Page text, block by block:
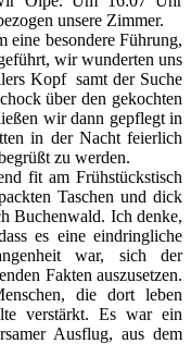
unsere Zimmer.
eine besondere Führung,
wir wunderten uns
Kopf samt der Suche
über den gekochten
wir dann gepflegt in
in der Nacht feierlich
zu werden.
fit am Frühstückstisch
Taschen und dick
Buchenwald. Ich denke,
es eine eindringliche
war, sich der
Fakten auszusetzen.
die dort leben
verstärkt. Es war ein
Ausflug, aus dem